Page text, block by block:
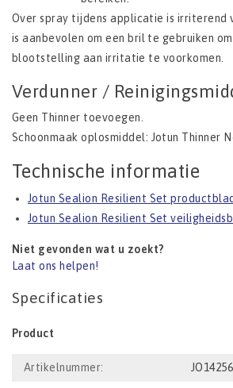
Over spray tijdens applicatie is irriterend
is aanbevolen om een bril te gebruiken om
blootstelling aan irritatie te voorkomen.
Verdunner /
Geen Thinner toevoegen.
Schoonmaak oplosmiddel: Jotun Thinner
Technische informatie
Jotun Sealion Resilient Set productblad
Jotun Sealion Resilient Set
Niet gevonden wat u zoekt?
Laat ons helpen!
Specificaties
Product
Artikelnummer: